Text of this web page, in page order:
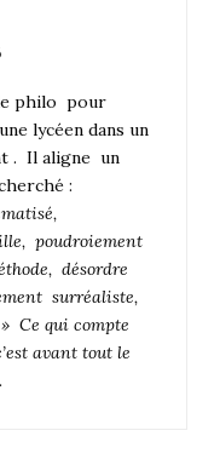
philo pour
lycéen dans un
. Il aligne un
:
poudroiement
désordre
surréaliste,
Ce qui compte
avant tout le